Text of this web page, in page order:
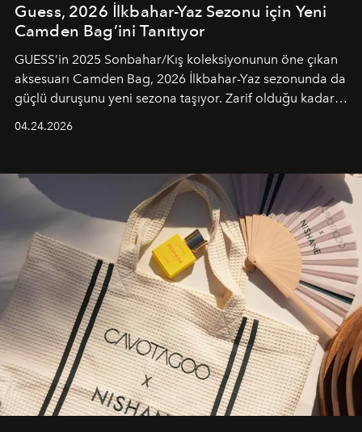
Guess, 2026 İlkbahar-Yaz Sezonu için Yeni
Camden Bag’ini Tanıtıyor
GUESS’in 2025 Sonbahar/Kış koleksiyonunun öne çıkan
aksesuarı Camden Bag, 2026 İlkbahar-Yaz sezonunda da
güçlü duruşunu yeni sezona taşıyor. Zarif olduğu kadar
04.24.2026